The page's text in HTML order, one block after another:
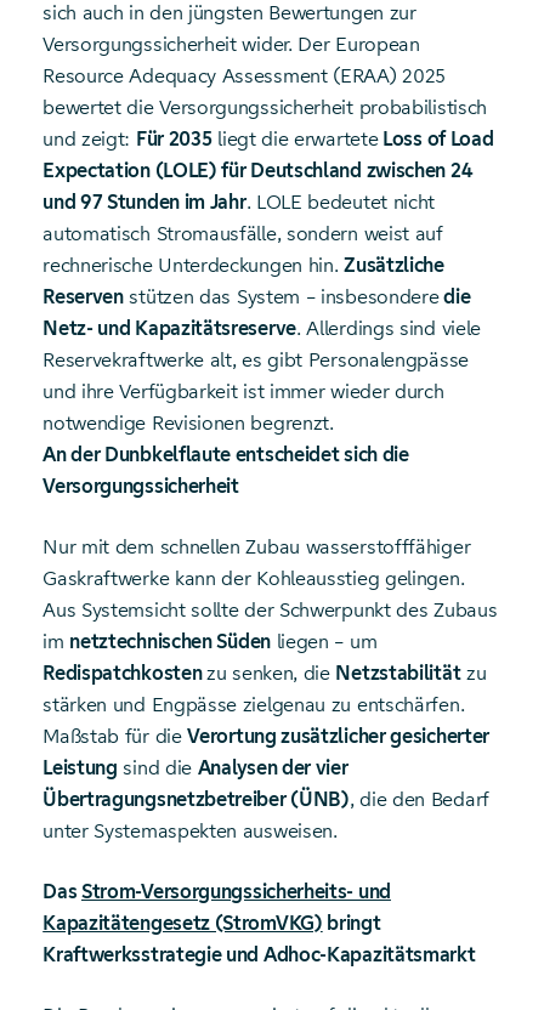
sich auch in den jüngsten Bewertungen zur
Versorgungssicherheit wider. Der European
Resource Adequacy Assessment (ERAA) 2025
bewertet die Versorgungssicherheit probabilistisch
und zeigt: Für 2035liegt die erwarteteLoss of Load
Expectation (LOLE) für Deutschland zwischen 24
und 97 Stunden im Jahr. LOLE bedeutet nicht
automatisch Stromausfälle, sondern weist auf
rechnerische Unterdeckungen hin.Zusätzliche
Reservenstützen das System – insbesonderedie
Netz- und Kapazitätsreserve. Allerdings sind viele
Reservekraftwerke alt, es gibt Personalengpässe
und ihre Verfügbarkeit ist immer wieder durch
notwendige Revisionen begrenzt.
An der Dunbkelflaute entscheidet sich die
Versorgungssicherheit
Nur mit dem schnellen Zubau wasserstofffähiger
Gaskraftwerke kann der Kohleausstieg gelingen.
Aus Systemsicht sollte der Schwerpunkt des Zubaus
im netztechnischen Südenliegen – um
Redispatchkostenzu senken, die Netzstabilitätzu
stärken und Engpässe zielgenau zu entschärfen.
Maßstab für dieVerortung zusätzlicher gesicherter
Leistung sind die Analysen der vier
Übertragungsnetzbetreiber (ÜNB), die den Bedarf
unter Systemaspekten ausweisen.
Das Strom-Versorgungssicherheits- und
Kapazitätengesetz (StromVKG) bringt
Kraftwerksstrategie und Adhoc‑Kapazitätsmarkt